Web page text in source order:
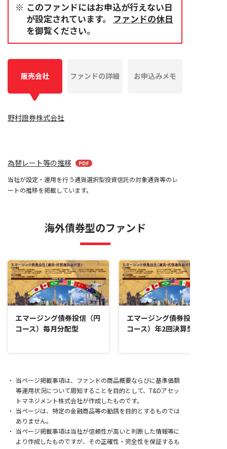
このファンドにはお申込が行えない日
が設定されています。 ファンドの休日
を御覧ください。
販売会社 ファンドの詳細 お申込みメモ
野村證券株式会社
為替レート等の推移
当社が設定・運用を行う通貨選択型投資信託の対象通貨等のレ
ートの推移を掲載しています。
海外債券型のファンド
エマージング債券投信（円
コース）毎月分配型
エマージング債券投信（円
コース）年2回決算型
当ページ掲載事項は、ファンドの商品概要ならびに基準価額
等運用状況について周知することを目的として、T&Dアセッ
トマネジメント株式会社が作成したものです。
当ページは、特定の金融商品等の勧誘を目的とするものでは
ありません。
当ページ掲載事項は当社が信頼性が高いと判断した情報等に
より作成したものですが、その正確性・完全性を保証するも